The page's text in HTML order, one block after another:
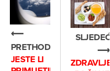
⟵
PRETHODNO
JESTE LI
SLJEDEĆE
⟶
ZDRAVLJE